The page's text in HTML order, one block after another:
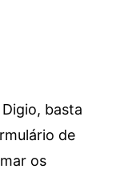
basta
de
os